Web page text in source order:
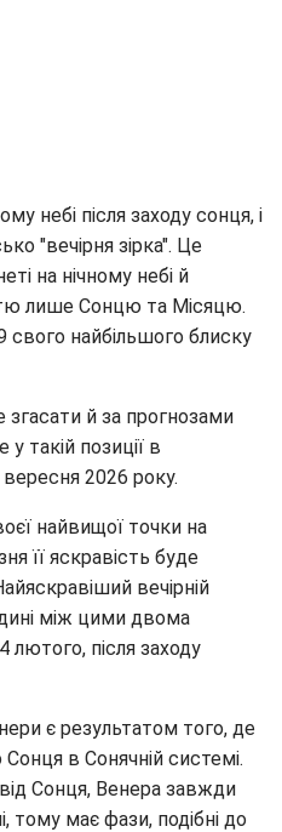
небі після заходу сонця, і
"вечірня зірка". Це
на нічному небі й
лише Сонцю та Місяцю.
свого найбільшого блиску
згасати й за прогнозами
такій позиції в
2026 року.
найвищої точки на
її яскравість буде
вечірній
між цими двома
лютого, після заходу
є результатом того, де
в Сонячній системі.
Сонця, Венера завжди
тому має фази, подібні до